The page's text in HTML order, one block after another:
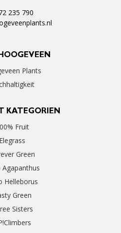
235 790
Plants
KATEGORIEN
Fruit
Elegrass
Green
Agapanthus
Helleborus
Green
Sisters